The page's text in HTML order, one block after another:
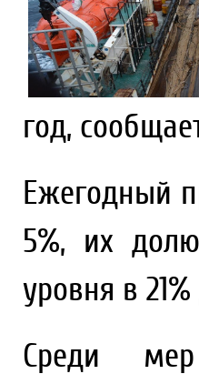
год,
Ежегодный
5%, их
уровня в
Среди